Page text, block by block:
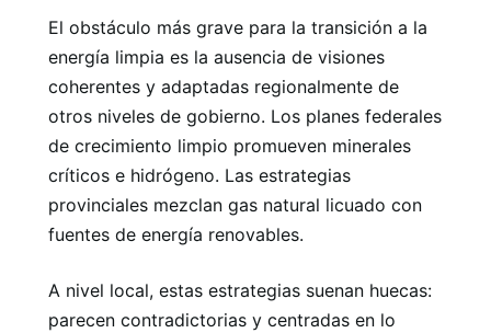
El obstáculo más grave para la transición a la
energía limpia es la ausencia de visiones
coherentes y adaptadas regionalmente de
otros niveles de gobierno. Los planes federales
de crecimiento limpio promueven minerales
críticos e hidrógeno. Las estrategias
provinciales mezclan gas natural licuado con
fuentes de energía renovables.
A nivel local, estas estrategias suenan huecas:
parecen contradictorias y centradas en lo